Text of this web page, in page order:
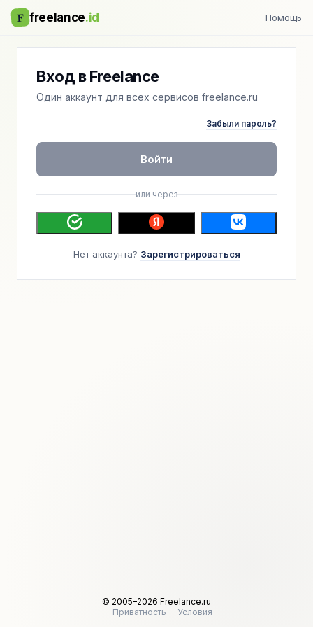
F freelance.id Помощь
Вход в Freelance
Один аккаунт для всех сервисов freelance.ru
Забыли пароль?
Войти
или через
Нет аккаунта? Зарегистрироваться
© 2005–2026 Freelance.ru
Приватность
Условия